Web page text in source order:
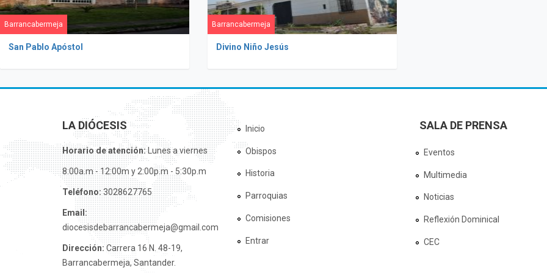
Barrancabermeja
San Pablo Apóstol
Barrancabermeja
Divino Niño Jesús
LA DIÓCESIS
Horario de atención:Lunes a viernes
8:00a.m - 12:00m y 2:00p.m - 5:30p.m
Teléfono:3028627765
Email:
diocesisdebarrancabermeja@gmail.com
Dirección:Carrera 16 N. 48-19,
Barrancabermeja, Santander.
Inicio
Obispos
Historia
Parroquias
Comisiones
Entrar
SALA DE PRENSA
Eventos
Multimedia
Noticias
Reflexión Dominical
CEC